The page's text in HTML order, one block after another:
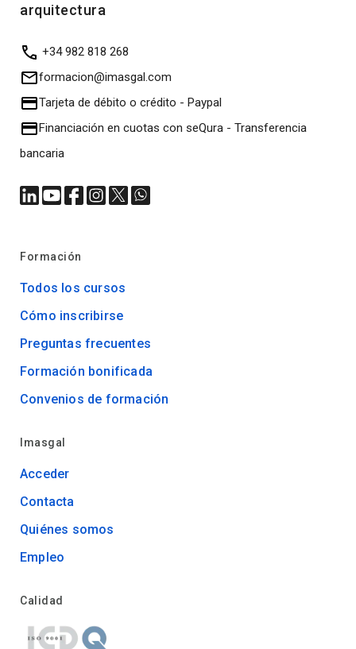
arquitectura
+34 982 818 268
formacion@imasgal.com
Tarjeta de débito o crédito - Paypal
Financiación en cuotas con seQura - Transferencia
bancaria
Formación
Todos los cursos
Cómo inscribirse
Preguntas frecuentes
Formación bonificada
Convenios de formación
Imasgal
Acceder
Contacta
Quiénes somos
Empleo
Calidad